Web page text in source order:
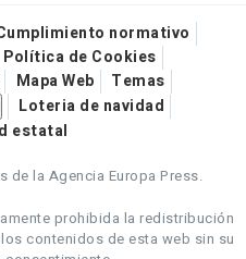
normativo
Política de Cookies
Mapa Web
Temas
Loteria de navidad
estatal
de la Agencia Europa Press.
prohibida la redistribución
contenidos de esta web sin su